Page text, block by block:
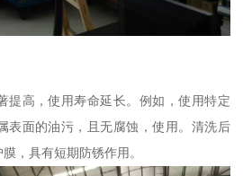
提高，使用寿命延长。例如，使用特定
表面的油污，且无腐蚀，使用。清洗后
，具有短期防锈作用。